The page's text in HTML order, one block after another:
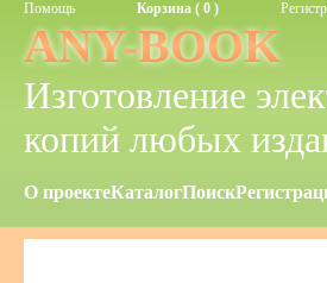
Помощь Корзина ( 0 )
ANY-BOOK
Изготовление
копий любых
О проектеКаталогПоиск